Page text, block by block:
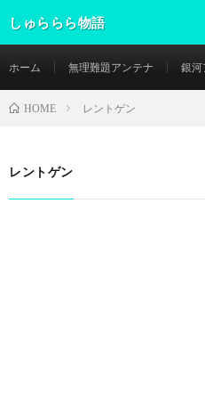
しゅららら物語
ホーム 無理難題アンテナ 銀河
HOME レントゲン
レントゲン